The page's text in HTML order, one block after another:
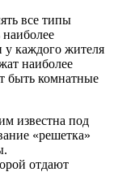
все типы
наиболее
каждого жителя
наиболее
быть комнатные
известна под
«решетка»
отдают